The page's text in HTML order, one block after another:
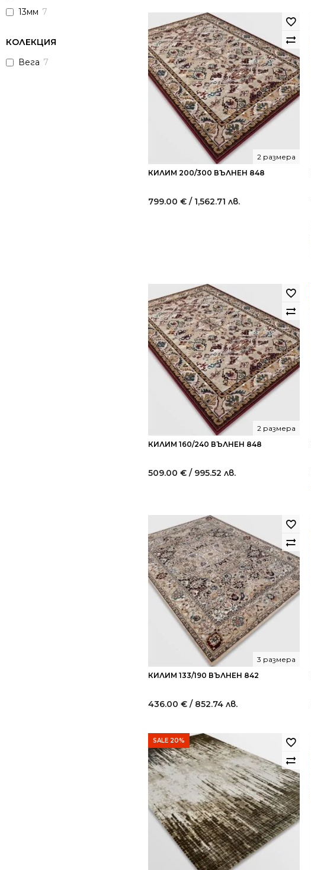
13мм 7
КОЛЕКЦИЯ
Вега 7
КИЛИМ 200/300 ВЪЛНЕН 848
2 размера
799.00 € / 1,562.71 лв.
КИЛИМ 160/240 ВЪЛНЕН 848
2 размера
509.00 € / 995.52 лв.
КИЛИМ 133/190 ВЪЛНЕН 842
3 размера
436.00 € / 852.74 лв.
SALE 20%